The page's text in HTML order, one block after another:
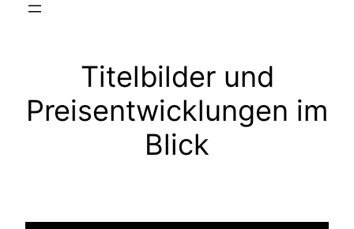
Titelbilder und
Preisentwicklungen im
Blick